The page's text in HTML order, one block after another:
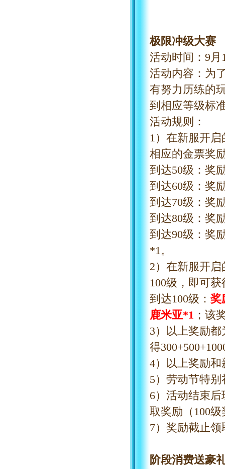
极限冲级大赛
活动时间： 9月
活动内容：为
有努力历练的
到相应等级标
活动规则：
1）在新服开
相应的金票奖
到达50级：奖
到达60级：奖
到达70级：奖
到达80级：奖
到达90级：奖
*1。
2）在新服开
100级，即可
到达100级： 奖
鹿米亚*1 ；该
3）以上奖励
得
4）以上奖励
5）劳动节特
6）活动结束
取奖励（100
7）奖励截止
阶段消费送豪